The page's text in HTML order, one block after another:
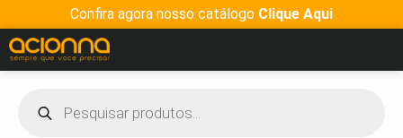
Confira agora nosso catálogo Clique Aqui